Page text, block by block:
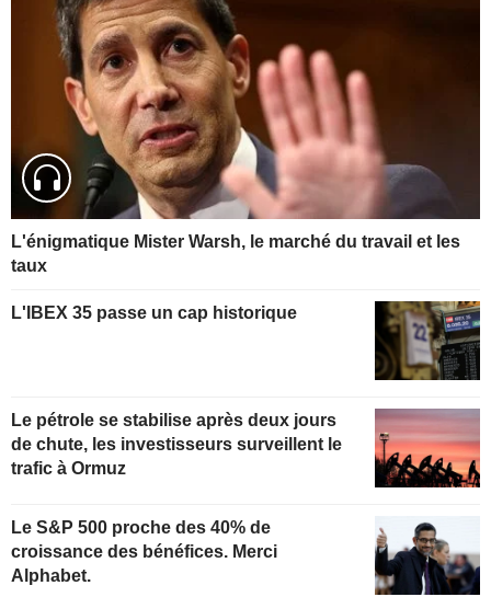
L'énigmatique Mister Warsh, le marché du travail et les
taux
L'IBEX 35 passe un cap historique
Le pétrole se stabilise après deux jours
de chute, les investisseurs surveillent le
trafic à Ormuz
Le S&P 500 proche des 40% de
croissance des bénéfices. Merci
Alphabet.